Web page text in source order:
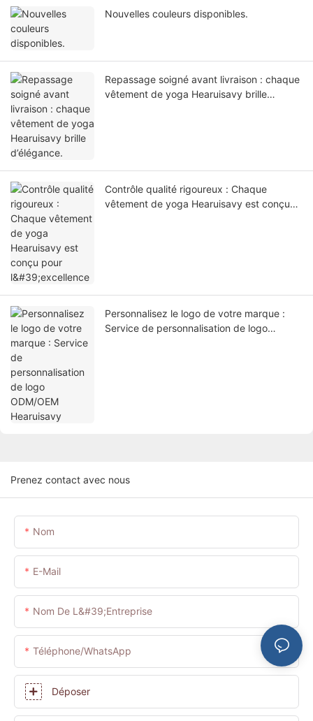
Nouvelles couleurs disponibles.
Repassage soigné avant livraison : chaque
vêtement de yoga Hearuisavy brille
Contrôle qualité rigoureux : Chaque
vêtement de yoga Hearuisavy est conçu
Personnalisez le logo de votre marque :
Service de personnalisation de logo
Prenez contact avec nous
Nom
E-Mail
Nom De L&#39;entreprise
Téléphone/WhatsApp
Déposer